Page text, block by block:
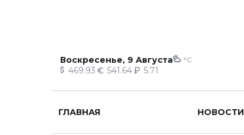
Воскресенье, 9 Августа °C
469.93 541.64 5.71
ГЛАВНАЯ НОВОСТИ